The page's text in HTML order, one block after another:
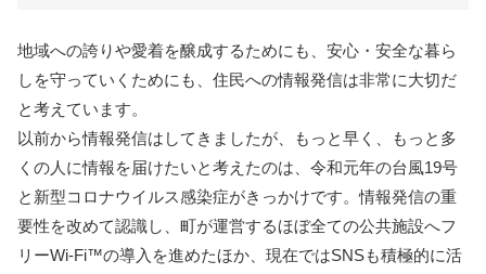
地域への誇りや愛着を醸成するためにも、安心・安全な暮ら
しを守っていくためにも、住民への情報発信は非常に大切だ
と考えています。
以前から情報発信はしてきましたが、もっと早く、もっと多
くの人に情報を届けたいと考えたのは、令和元年の台風19号
と新型コロナウイルス感染症がきっかけです。情報発信の重
要性を改めて認識し、町が運営するほぼ全ての公共施設へフ
リーWi-Fi™の導入を進めたほか、現在ではSNSも積極的に活